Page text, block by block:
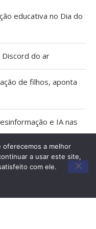
educativa no Dia do
Discord do ar
de filhos, aponta
e IA nas
Comunitários
oferecemos a melhor
a usar este site,
com ele.